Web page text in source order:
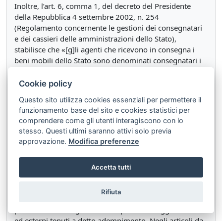
Inoltre, l’art. 6, comma 1, del decreto del Presidente
della Repubblica 4 settembre 2002, n. 254
(Regolamento concernente le gestioni dei consegnatari
e dei cassieri delle amministrazioni dello Stato),
stabilisce che «[g]li agenti che ricevono in consegna i
beni mobili dello Stato sono denominati consegnatari i
rendicontazione ed alle conseguenziali responsabilità,
amministrativi per debito di vigilanza e di agenti
contabili per debito di custodia».
Un nuovo impulso al giudizio di conto è conseguente
alle norme del codice di giustizia contabile, contenute
negli articoli da 137 a 150 dell’Allegato 1 al d.lgs. n. 174
del 2016, che integrano le varie disposizioni già presenti
in normative specifiche di settore. Le richiamate
disposizioni hanno riportato all’attenzione delle
Cookie policy
Questo sito utilizza cookies essenziali per permettere il
funzionamento base del sito e cookies statistici per
comprendere come gli utenti interagiscono con lo
stesso. Questi ultimi saranno attivi solo previa
approvazione. Modifica preferenze
Accetta tutti
Rifiuta